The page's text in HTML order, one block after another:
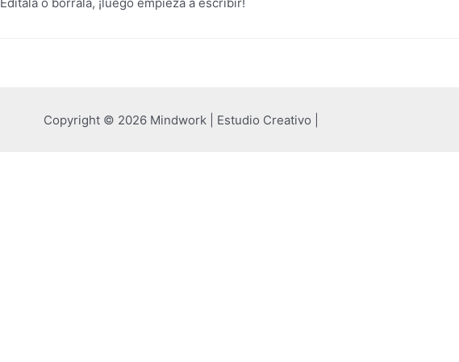
o bórrala, ¡luego empieza a escribir!
Copyright © 2026 Mindwork | Estudio Creativo |